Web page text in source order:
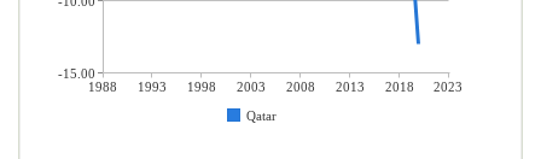
1988 1993 1998 2003 2008 2013 2018
2023
Qatar
-15.00